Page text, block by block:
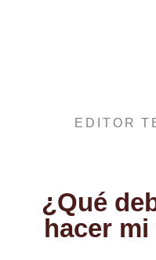
EDITOR
¿Qué
hacer